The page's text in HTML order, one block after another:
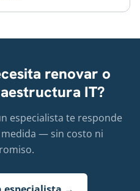
renovar o
IT?
especialista te responde
— sin costo ni